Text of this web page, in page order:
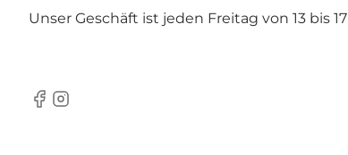
Unser Geschäft ist jeden Freitag von 13 bis
Facebook
Instagram